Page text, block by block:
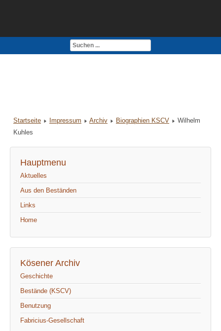
Impressum
Startseite Impressum Archiv Biographien KSCV
Wilhelm
Kuhles
Hauptmenu
Aktuelles
Aus den Beständen
Links
Home
Kösener Archiv
Geschichte
Bestände (KSCV)
Benutzung
Fabricius-Gesellschaft